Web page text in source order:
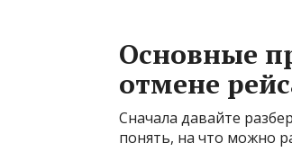
Основные
отмене
Сначала давайте
понять, на что можно